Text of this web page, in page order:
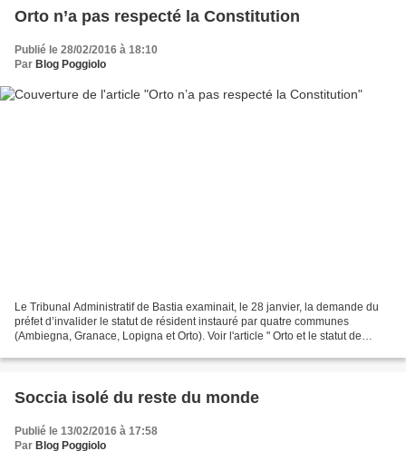
Orto n’a pas respecté la Constitution
Publié le 28/02/2016 à 18:10
Par Blog Poggiolo
Le Tribunal Administratif de Bastia examinait, le 28 janvier, la demande du
préfet d’invalider le statut de résident instauré par quatre communes
(Ambiegna, Granace, Lopigna et Orto). Voir l'article " Orto et le statut de
Soccia isolé du reste du monde
Publié le 13/02/2016 à 17:58
Par Blog Poggiolo